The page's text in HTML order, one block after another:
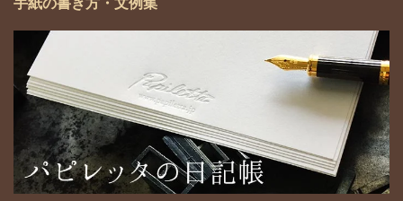
手紙の書き方・文例集